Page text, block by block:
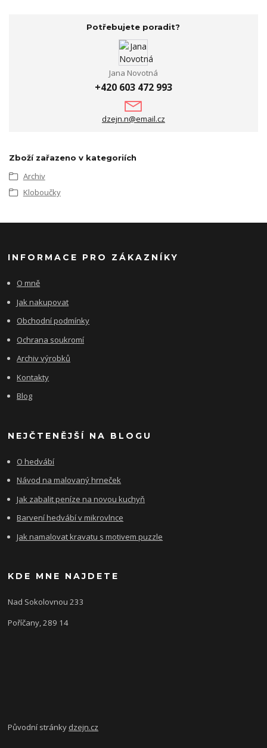
Potřebujete poradit?
Jana Novotná
+420 603 472 993
dzejn.n@email.cz
Zboží zařazeno v kategoriích
Archiv
Kloboučky
INFORMACE PRO ZÁKAZNÍKY
O mně
Jak nakupovat
Obchodní podmínky
Ochrana soukromí
Archiv výrobků
Kontakty
Blog
NEJČTENĚJŠÍ NA BLOGU
O hedvábí
Návod na malovaný hrneček
Jak zabalit peníze na novou kuchyň
Barvení hedvábí v mikrovlnce
Jak namalovat kravatu s motivem puzzle
KDE MNE NAJDETE
Nad Sokolovnou 233
Poříčany, 289 14
Původní stránky dzejn.cz